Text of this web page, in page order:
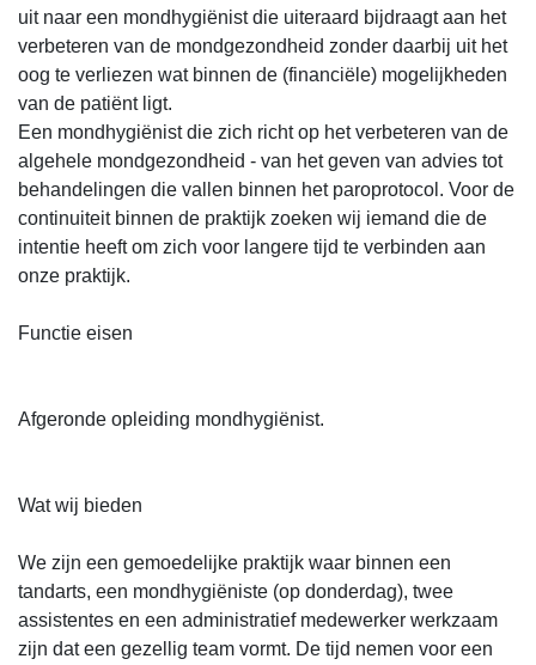
uit naar een mondhygiënist die uiteraard bijdraagt aan het
verbeteren van de mondgezondheid zonder daarbij uit het
oog te verliezen wat binnen de (financiële) mogelijkheden
van de patiënt ligt.
Een mondhygiënist die zich richt op het verbeteren van de
algehele mondgezondheid - van het geven van advies tot
behandelingen die vallen binnen het paroprotocol. Voor de
continuiteit binnen de praktijk zoeken wij iemand die de
intentie heeft om zich voor langere tijd te verbinden aan
onze praktijk.
Functie eisen
Afgeronde opleiding mondhygiënist.
Wat wij bieden
We zijn een gemoedelijke praktijk waar binnen een
tandarts, een mondhygiëniste (op donderdag), twee
assistentes en een administratief medewerker werkzaam
zijn dat een gezellig team vormt. De tijd nemen voor een